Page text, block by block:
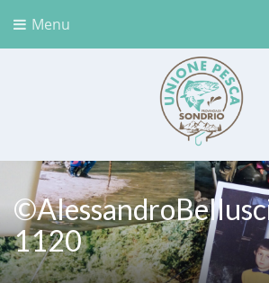
Menu
Unione Pesca Sondrio
1120